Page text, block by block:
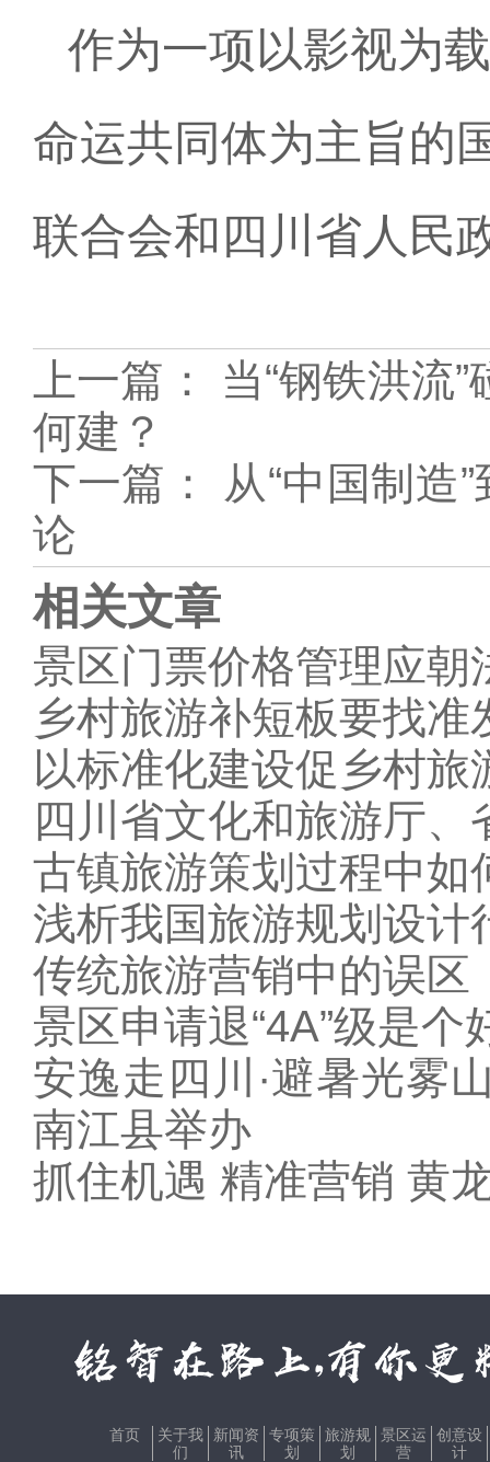
作为一项以影视为
命运共同体为主旨的
联合会和四川省人民
上一篇： 当“钢铁洪流
何建？
下一篇： 从“中国制造
论
相关文章
景区门票价格管理应朝
乡村旅游补短板要找准
以标准化建设促乡村旅
四川省文化和旅游厅
古镇旅游策划过程中如
浅析我国旅游规划设计
传统旅游营销中的误区
景区申请退“4A”级是个
安逸走四川·避暑光雾
南江县举办
抓住机遇 精准营销 黄
首页
关于我
们
新闻资
讯
专项策
划
旅游规
划
景区运
营
创意设
计